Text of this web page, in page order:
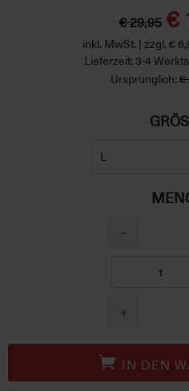
€ 29,95 €
inkl. MwSt. | zzgl. €
Lieferzeit: 3-4
Ursprünglich: €
−
+
IN DEN